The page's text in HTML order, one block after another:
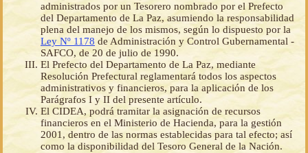
administrados por un Tesorero nombrado por el Prefecto
del Departamento de La Paz, asumiendo la responsabilidad
plena del manejo de los mismos, según lo dispuesto por la
Ley Nº 1178 de Administración y Control Gubernamental -
SAFCO, de 20 de julio de 1990.
El Prefecto del Departamento de La Paz, mediante
Resolución Prefectural reglamentará todos los aspectos
administrativos y financieros, para la aplicación de los
Parágrafos I y II del presente artículo.
El CIDEA, podrá tramitar la asignación de recursos
financieros en el Ministerio de Hacienda, para la gestión
2001, dentro de las normas establecidas para tal efecto; así
como la disponibilidad del Tesoro General de la Nación.